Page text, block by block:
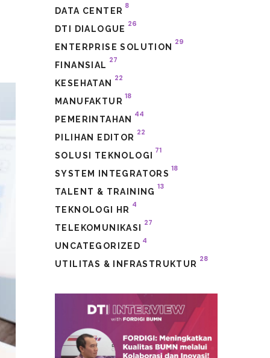
DATA CENTER
8
DTI DIALOGUE
26
ENTERPRISE SOLUTION
29
FINANSIAL
27
KESEHATAN
22
MANUFAKTUR
18
PEMERINTAHAN
44
PILIHAN EDITOR
22
SOLUSI TEKNOLOGI
71
SYSTEM INTEGRATORS
18
TALENT & TRAINING
13
TEKNOLOGI HR
4
TELEKOMUNIKASI
27
UNCATEGORIZED
4
UTILITAS & INFRASTRUKTUR
28